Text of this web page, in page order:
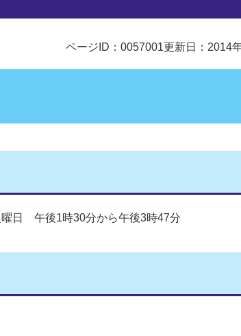
ページID：0057001更新日：2014
日 午後1時30分から午後3時47分